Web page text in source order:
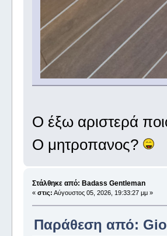
Ο έξω αριστερά
Ο μητροπανος?
Στάλθηκε από: Badass Gentleman
« στις: Αύγουστος 05, 2026, 19:33:27 μμ »
Παράθεση από: